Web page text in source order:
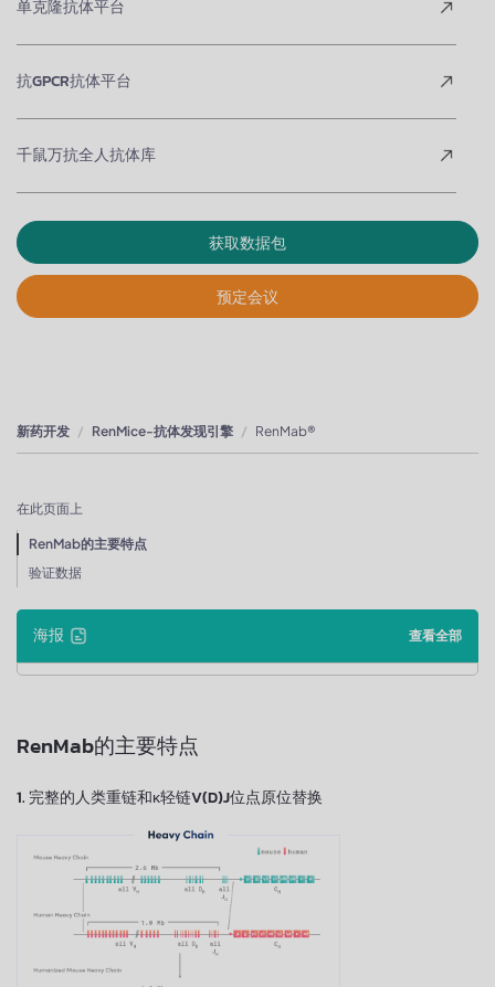
单克隆抗体平台
抗GPCR抗体平台
千鼠万抗全人抗体库
获取数据包
预定会议
新药开发 RenMice-抗体发现引擎 RenMab®
在此页面上
RenMab的主要特点
验证数据
海报 查看全部
RenMab的主要特点
1. 完整的人类重链和κ轻链V(D)J位点原位替换